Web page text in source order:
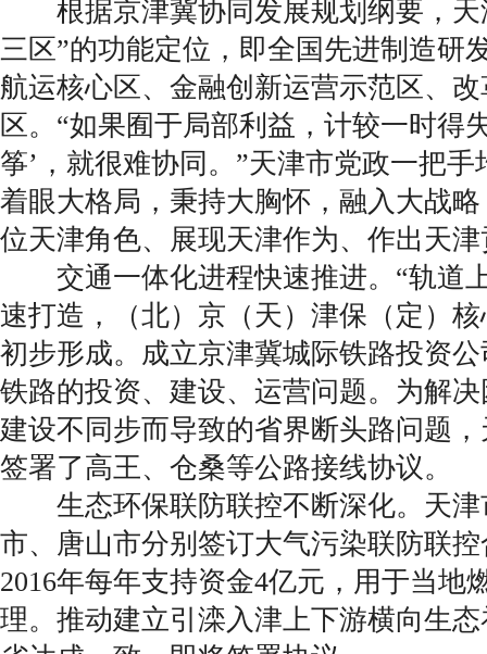
根据京津冀协同发展规划纲要，天
三区”的功能定位，即全国先进制造研
航运核心区、金融创新运营示范区、
区。“如果囿于局部利益，计较一时得
筝’，就很难协同。”天津市党政一把
着眼大格局，秉持大胸怀，融入大战
位天津角色、展现天津作为、作出天津
交通一体化进程快速推进。“轨道
速打造，（北）京（天）津保（定）
初步形成。成立京津冀城际铁路投资
铁路的投资、建设、运营问题。为解
建设不同步而导致的省界断头路问题
签署了高王、仓桑等公路接线协议。
生态环保联防联控不断深化。天津
市、唐山市分别签订大气污染联防联
2016年每年支持资金4亿元，用于当地
理。推动建立引滦入津上下游横向生